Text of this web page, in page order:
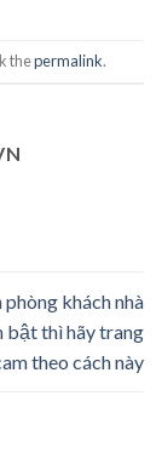
thepermalink.
phòng khách nhà
bật thì hãy trang
theo cách này